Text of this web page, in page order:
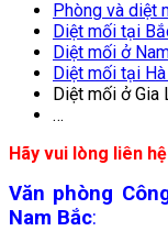
Phòng và diệt
Diệt mối tại
Diệt mối ở
Diệt mối tại
Diệt mối ở Gia
…
Hãy vui lòng liên
Văn phòng
Nam Bắc: